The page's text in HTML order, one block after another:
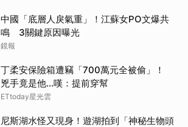
中國「底層人戾氣重」！江蘇女PO文爆共
鳴 3關鍵原因曝光
鏡報
丁柔安保險箱遭竊「700萬元全被偷」！
兇手竟是他...嘆：提前穿幫
ETtoday星光雲
尼斯湖水怪又現身！遊湖拍到「神秘生物頭